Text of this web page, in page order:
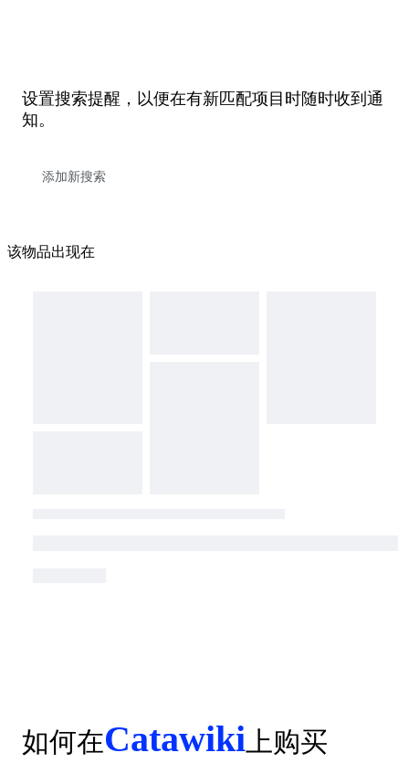
设置搜索提醒，以便在有新匹配项目时随时收到通
知。
该物品出现在
如何在Catawiki 上购买